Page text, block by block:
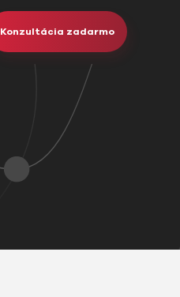
Konzultácia zadarmo